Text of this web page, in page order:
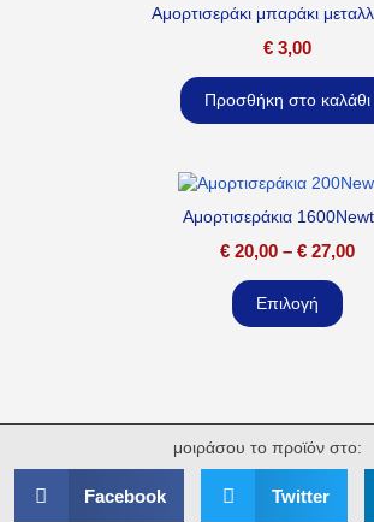
Αμορτισεράκι μπαράκι
€ 3,00
Προσθήκη στο καλάθι
Αμορτισεράκια
€ 20,00 – € 27,00
Επιλογή
μοιράσου το προϊόν στο:
Facebook Twitter